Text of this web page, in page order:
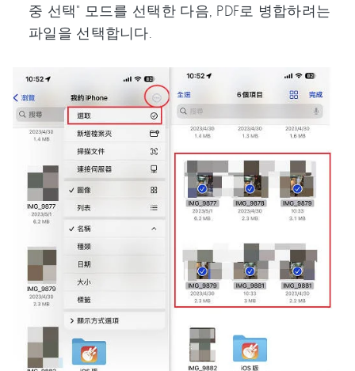
중 선택" 모드를 선택한 다음, PDF로 병합하려는
파일을 선택합니다.